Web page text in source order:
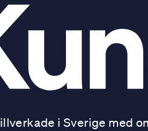
i Sverige med